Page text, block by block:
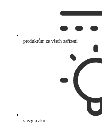
produktům ze všech zařízení
slevy a akce